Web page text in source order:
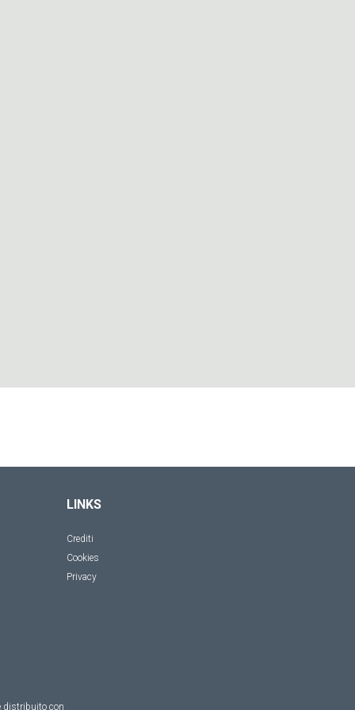
LINKS
Crediti
Cookies
Privacy
distribuito con